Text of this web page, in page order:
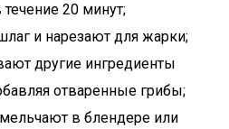
20 минут;
и нарезают для жарки;
другие ингредиенты
отваренные грибы;
в блендере или